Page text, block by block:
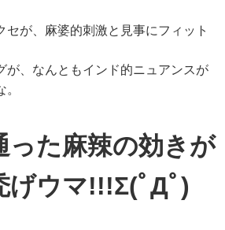
セが、麻婆的刺激と見事にフィット
が、なんともインド的ニュアンスが
った麻辣の効きが
げウマ!!!Σ(ﾟДﾟ)